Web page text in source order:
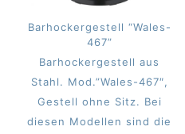
Barhockergestell “Wales-
467”
Barhockergestell aus
Stahl. Mod.”Wales-467″,
Gestell ohne Sitz. Bei
diesen Modellen sind die